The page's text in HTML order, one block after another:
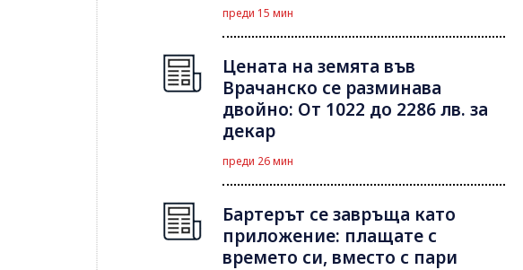
преди 15 мин
Цената на земята във
Врачанско се разминава
двойно: От 1022 до 2286 лв. за
декар
преди 26 мин
Бартерът се завръща като
приложение: плащате с
времето си, вместо с пари